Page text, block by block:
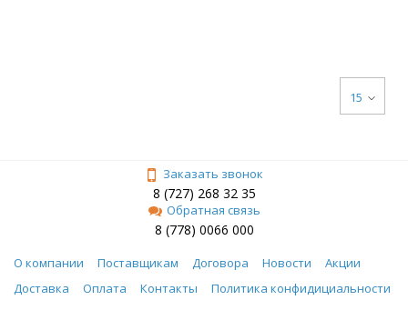
15
Заказать звонок
8 (727) 268 32 35
Обратная связь
8 (778) 0066 000
О компании Поставщикам Договора Новости
Акции
Доставка
Оплата Контакты Политика конфидициальности